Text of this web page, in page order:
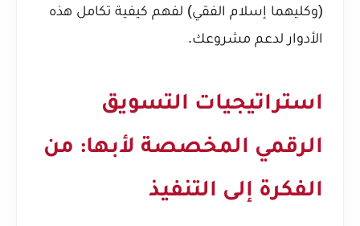
(وكليهما إسلام الفقي) لفهم كيفية تكامل هذه
الأدوار لدعم مشروعك.
استراتيجيات التسويق
الرقمي المخصصة لأبها: من
الفكرة إلى التنفيذ